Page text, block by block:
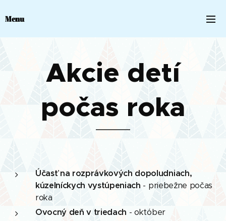
Menu
Akcie detí
počas roka
Účasť na rozprávkových dopoludniach,
kúzelníckych vystúpeniach - priebežne počas
roka
Ovocný deň v triedach - október